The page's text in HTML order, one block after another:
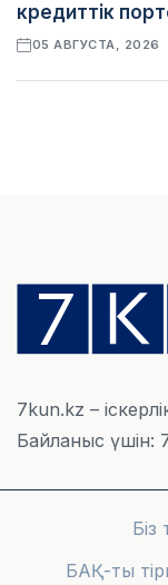
кредиттік
05 АВГУСТА, 2026
ҚАРЖЫ
Отбасы
мыңға жуық
Freedom
7kun.kz –
Байланыс үшін:
Біз
БАҚ-ты